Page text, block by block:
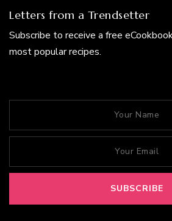
Letters from a Trendsetter
Subscribe to receive a free
most popular recipes.